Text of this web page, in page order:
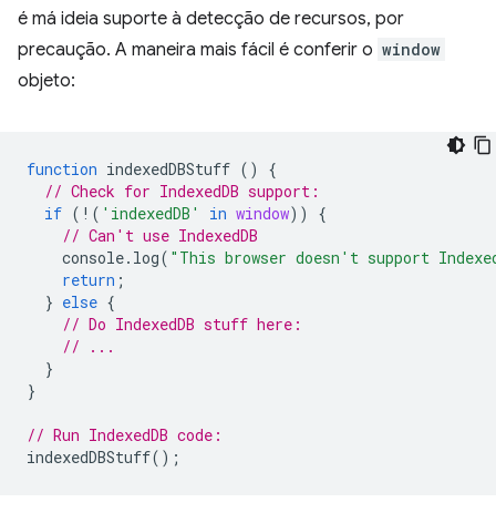
é má ideia suporte à detecção de recursos, por
precaução. A maneira mais fácil é conferir o window
objeto:
function indexedDBStuff ()
{
// Check for IndexedDB support:
if ( ! ( 'indexedDB' in window))
{
// Can't use IndexedDB
console. log( "This browser doesn't support
return ;
} else {
// Do IndexedDB stuff here:
// ...
}
}
// Run IndexedDB code:
indexedDBStuff();